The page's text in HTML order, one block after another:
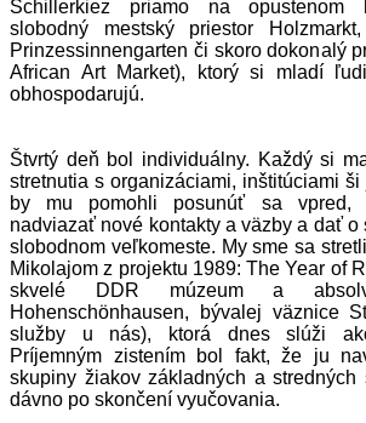
Schillerkiez priamo na opustenom
slobodný mestský priestor
Prinzessinnengarten či skoro dokonalý
African Art Market), ktorý si mladí
obhospodarujú.
Štvrtý deň bol individuálny. Každý si
stretnutia s organizáciami, inštitúciami
by mu pomohli posunúť sa vpred,
nadviazať nové kontakty a väzby a dať o
slobodnom veľkomeste. My sme sa
Mikolajom z projektu 1989: The Year of
skvelé DDR múzeum a
Hohenschönhausen, bývalej väznice
služby u nás), ktorá dnes slúži
Príjemným zistením bol fakt, že ju
skupiny žiakov základných a
dávno po skončení vyučovania.